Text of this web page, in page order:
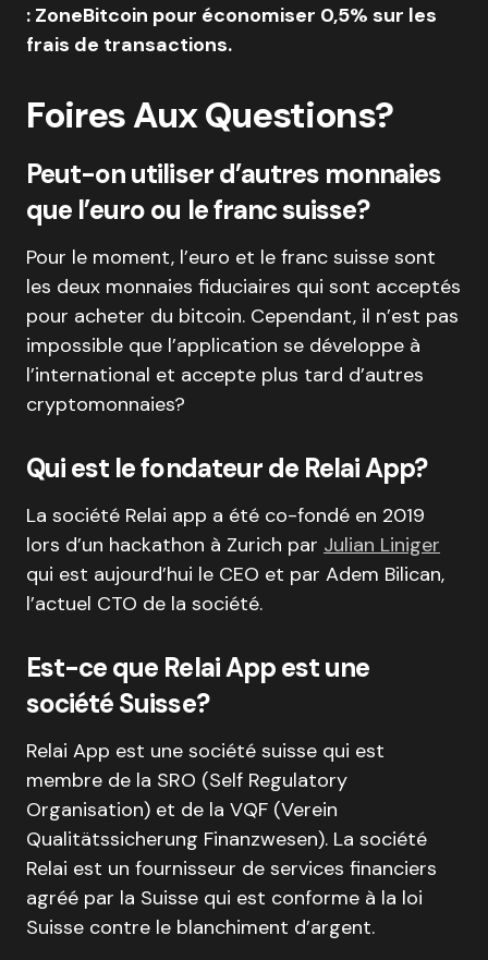
: ZoneBitcoin pour économiser 0,5% sur les
frais de transactions.
Foires Aux Questions?
Peut-on utiliser d’autres monnaies
que l’euro ou le franc suisse?
Pour le moment, l’euro et le franc suisse sont
les deux monnaies fiduciaires qui sont acceptés
pour acheter du bitcoin. Cependant, il n’est pas
impossible que l’application se développe à
l’international et accepte plus tard d’autres
cryptomonnaies?
Qui est le fondateur de Relai App?
La société Relai app a été co-fondé en 2019
lors d’un hackathon à Zurich par Julian Liniger
qui est aujourd’hui le CEO et par Adem Bilican,
l’actuel CTO de la société.
Est-ce que Relai App est une
société Suisse?
Relai App est une société suisse qui est
membre de la SRO (Self Regulatory
Organisation) et de la VQF (Verein
Qualitätssicherung Finanzwesen). La société
Relai est un fournisseur de services financiers
agréé par la Suisse qui est conforme à la loi
Suisse contre le blanchiment d’argent.